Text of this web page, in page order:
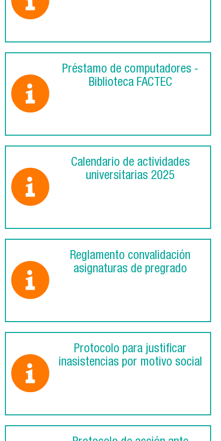
Préstamo de computadores -
Biblioteca FACTEC
Calendario de actividades
universitarias 2025
Reglamento convalidación
asignaturas de pregrado
Protocolo para justificar
inasistencias por motivo social